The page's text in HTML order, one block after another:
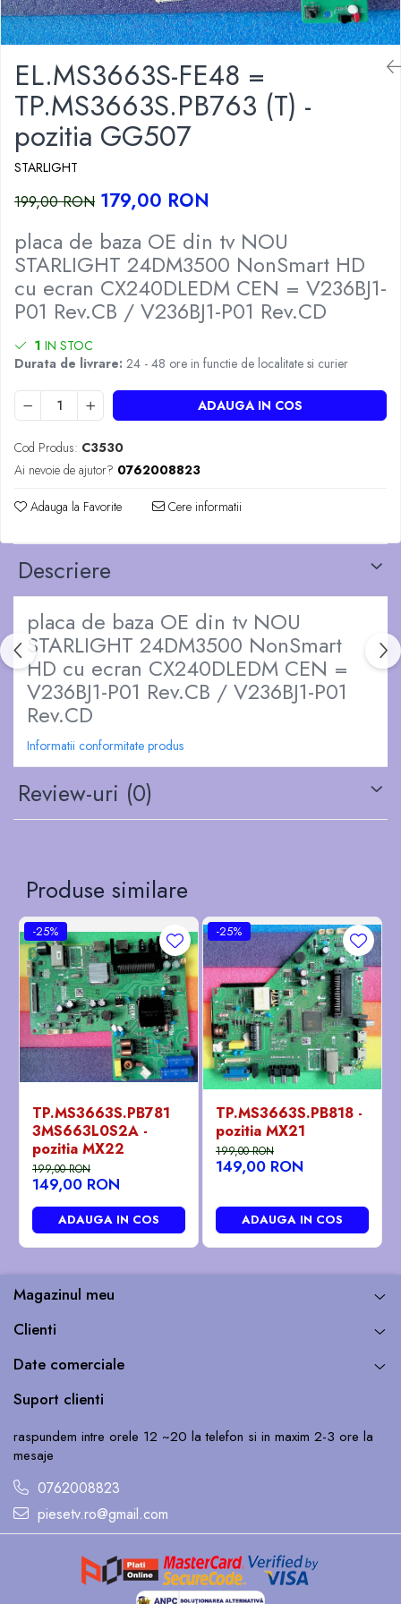
EL.MS3663S-FE48 =
TP.MS3663S.PB763 (T) -
pozitia GG507
STARLIGHT
199,00 RON 179,00 RON
placa de baza OE din tv NOU
STARLIGHT 24DM3500 NonSmart HD
cu ecran CX240DLEDM CEN = V236BJ1-
P01 Rev.CB / V236BJ1-P01 Rev.CD
1 IN STOC
Durata de livrare: 24 - 48 ore in functie de localitate si curier
ADAUGA IN COS
Cod Produs: C3530
Ai nevoie de ajutor? 0762008823
Adauga la Favorite Cere informatii
Descriere
placa de baza OE din tv NOU
STARLIGHT 24DM3500 NonSmart
HD cu ecran CX240DLEDM CEN =
V236BJ1-P01 Rev.CB / V236BJ1-P01
Rev.CD
Informatii conformitate produs
Review-uri (0)
Produse similare
-25%
TP.MS3663S.PB781
3MS663L0S2A -
pozitia MX22
199,00 RON
149,00 RON
ADAUGA IN COS
-25%
TP.MS3663S.PB818 -
pozitia MX21
199,00 RON
149,00 RON
ADAUGA IN COS
Magazinul meu
Clienti
Date comerciale
Suport clienti
raspundem intre orele 12 ~20 la telefon si in maxim 2-3 ore la
mesaje
0762008823
piesetv.ro@gmail.com